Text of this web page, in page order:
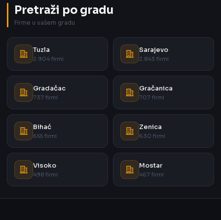
Pretraži po gradu
Firme u vašem gradu
Tuzla
2.904 firmi
Sarajevo
2.843 firmi
Gradačac
737 firmi
Gračanica
707 firmi
Bihać
655 firmi
Zenica
630 firmi
Visoko
498 firmi
Mostar
467 firmi